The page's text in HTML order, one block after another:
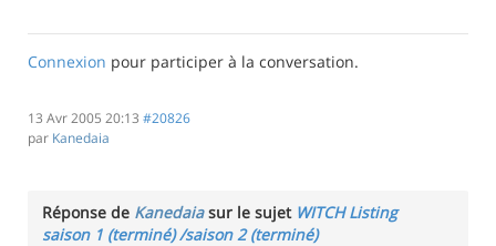
Connexion pour participer à la conversation.
13 Avr 2005 20:13 #20826
par Kanedaia
Réponse de Kanedaiasur le sujet WITCH Listing
saison 1 (terminé) /saison 2 (terminé)